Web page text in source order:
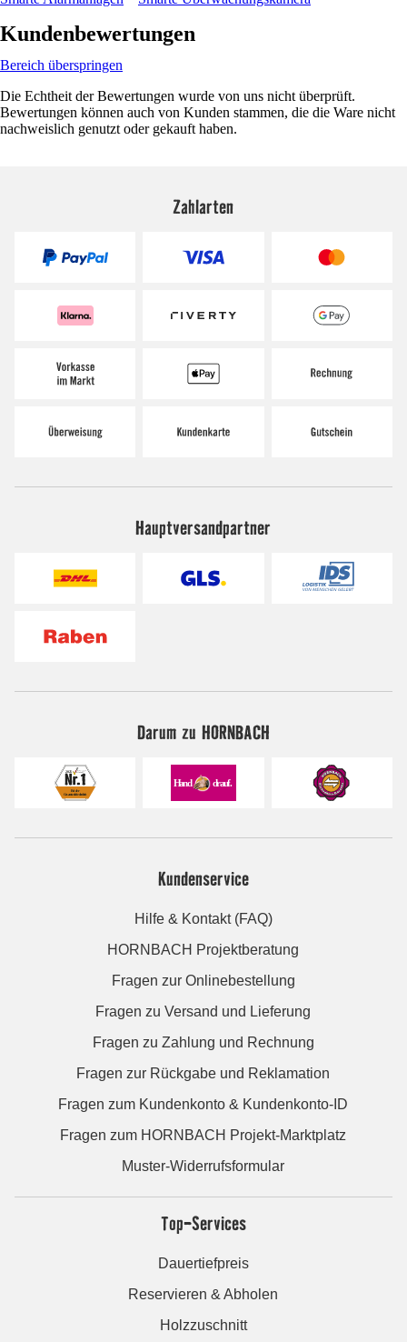
Kundenbewertungen
Bereich überspringen
Die Echtheit der Bewertungen wurde von uns nicht überprüft.
Bewertungen können auch von Kunden stammen, die die Ware nicht
nachweislich genutzt oder gekauft haben.
Zahlarten
Hauptversandpartner
Darum zu HORNBACH
Kundenservice
Hilfe & Kontakt (FAQ)
HORNBACH Projektberatung
Fragen zur Onlinebestellung
Fragen zu Versand und Lieferung
Fragen zu Zahlung und Rechnung
Fragen zur Rückgabe und Reklamation
Fragen zum Kundenkonto & Kundenkonto-ID
Fragen zum HORNBACH Projekt-Marktplatz
Muster-Widerrufsformular
Top-Services
Dauertiefpreis
Reservieren & Abholen
Holzzuschnitt